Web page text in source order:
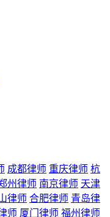
成都律师 重庆律师 杭
州律师 南京律师 天津
律师 合肥律师 青岛律
师 厦门律师 福州律师